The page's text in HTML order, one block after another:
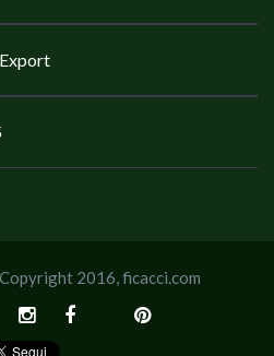
2016,ficacci.com